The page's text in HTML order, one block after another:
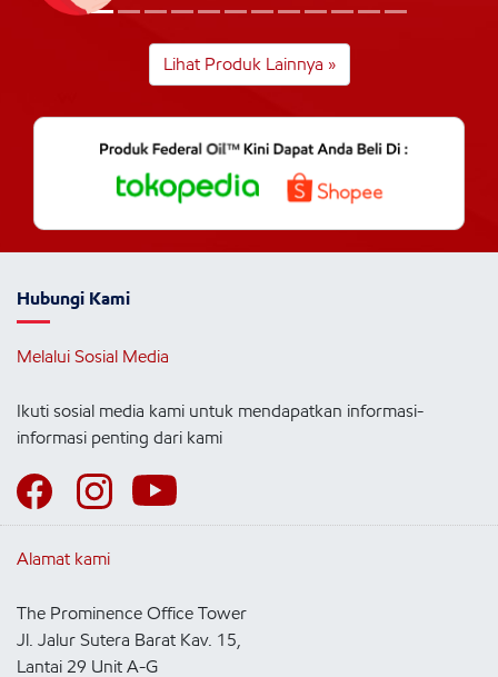
Lihat Produk Lainnya »
Hubungi Kami
Melalui Sosial Media
Ikuti sosial media kami untuk mendapatkan informasi-
informasi penting dari kami
Alamat kami
The Prominence Office Tower
Jl. Jalur Sutera Barat Kav. 15,
Lantai 29 Unit A-G